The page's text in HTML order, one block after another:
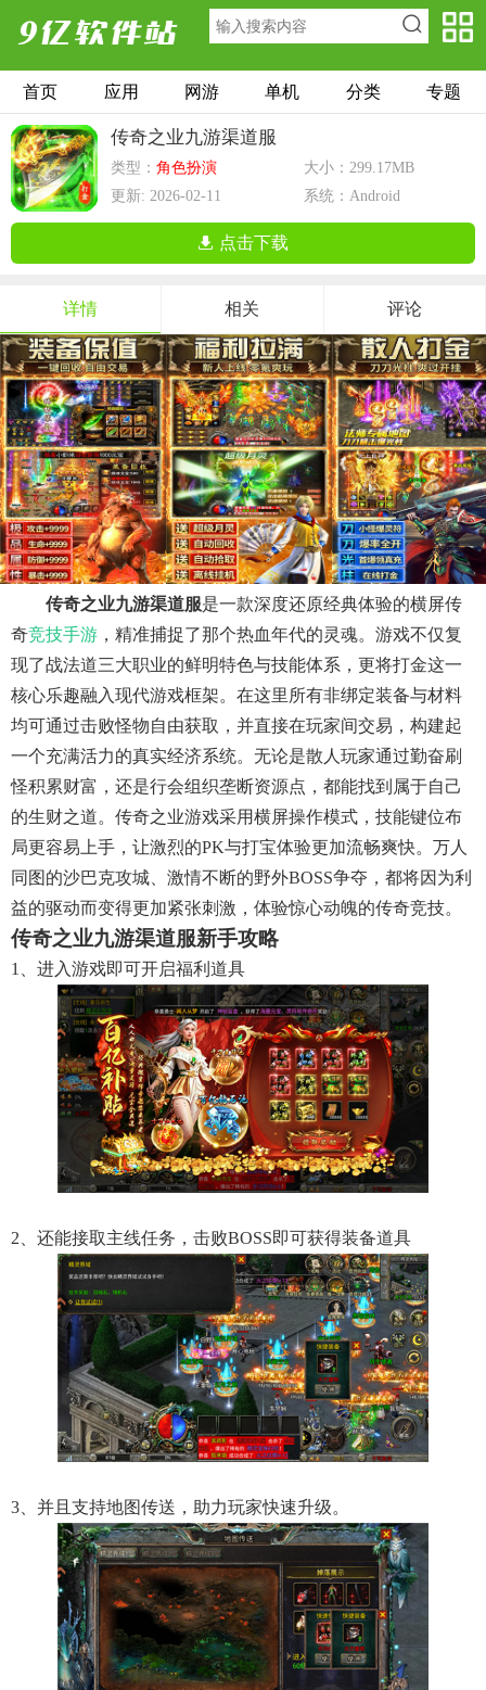
首页 应用 网游 单机 分类 专题
传奇之业九游渠道服
类型： 角色扮演
大小：299.17MB
更新: 2026-02-11
系统：Android
点击下载
详情 相关 评论
传奇之业九游渠道服是一款深度还原经典体验的横屏传
奇竞技手游 ，精准捕捉了那个热血年代的灵魂。游戏不仅复
现了战法道三大职业的鲜明特色与技能体系，更将打金这一
核心乐趣融入现代游戏框架。在这里所有非绑定装备与材料
均可通过击败怪物自由获取，并直接在玩家间交易，构建起
一个充满活力的真实经济系统。无论是散人玩家通过勤奋刷
怪积累财富，还是行会组织垄断资源点，都能找到属于自己
的生财之道。传奇之业游戏采用横屏操作模式，技能键位布
局更容易上手，让激烈的PK与打宝体验更加流畅爽快。万人
同图的沙巴克攻城、激情不断的野外BOSS争夺，都将因为利
益的驱动而变得更加紧张刺激，体验惊心动魄的传奇竞技。
传奇之业九游渠道服新手攻略
1、进入游戏即可开启福利道具
2、还能接取主线任务，击败BOSS即可获得装备道具
3、并且支持地图传送，助力玩家快速升级。